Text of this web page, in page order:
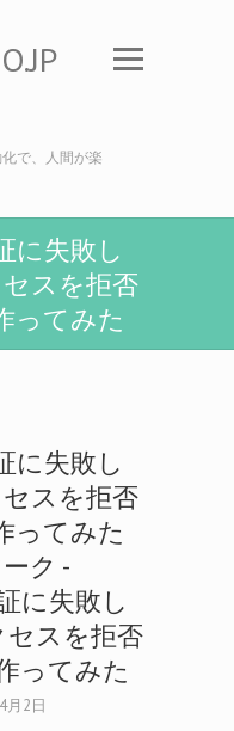
で、人間が楽
に失敗し
スを拒否
ってみた
に失敗し
スを拒否
ってみた
月2日